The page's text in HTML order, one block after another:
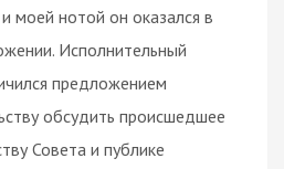
моей нотой он оказался в
Исполнительный
предложением
обсудить происшедшее
Совета и публике